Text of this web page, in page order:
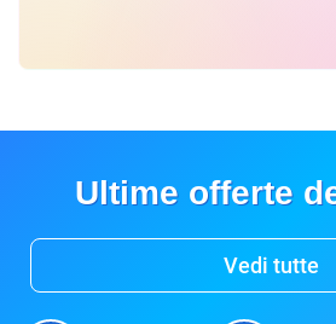
Ultime offerte
Vedi tutte